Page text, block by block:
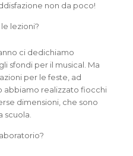
non da poco!
lezioni?
ci dedichiamo
sfondi per il musical. Ma
per le feste, ad
abbiamo realizzato fiocchi
dimensioni, che sono
scuola.